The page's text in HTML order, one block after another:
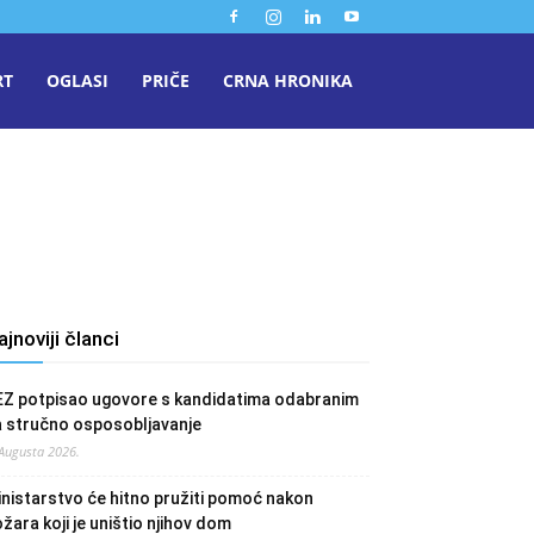
OGLASI PRIČE CRNA HRONIKA
članci
potpisao ugovore s kandidatima odabranim
stručno osposobljavanje
2026.
će hitno pružiti pomoć nakon
koji je uništio njihov dom